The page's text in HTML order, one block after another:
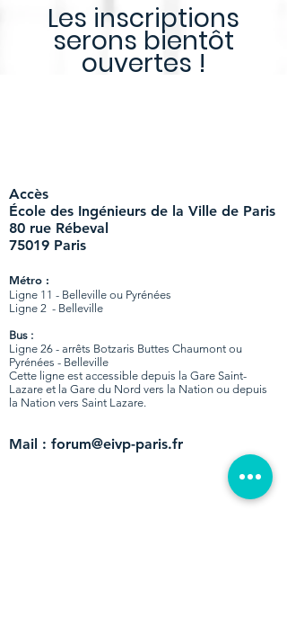
Les inscriptions
serons bientôt
ouvertes !
​Accès
École des Ingénieurs de la Ville de Paris
80 rue Rébeval
75019 Paris
Métro :
Ligne 11 - Belleville ou Pyrénées
Ligne 2 - Belleville
Bus :
Ligne 26 - arrêts Botzaris Buttes Chaumont ou
Pyrénées - Belleville
Cette ligne est accessible depuis la Gare Saint-
Lazare et la Gare du Nord vers la Nation ou depuis
la Nation vers Saint Lazare.
Mail : forum@eivp-paris.fr